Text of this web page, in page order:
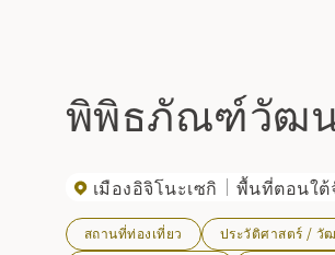
พิพิธภัณฑ์วัฒน
เมืองอิจิโนะเซกิ พื้นที่ตอนใต้
สถานที่ท่องเที่ยว ประวัติศาสตร์ / วั